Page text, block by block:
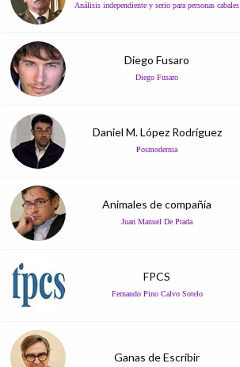
Análisis independiente y serio para personas cabales
Diego Fusaro
Diego Fusaro
Daniel M. López Rodríguez
Posmodernia
Animales de compañía
Juan Manuel De Prada
FPCS
Fernando Pino Calvo Sotelo
Ganas de Escribir